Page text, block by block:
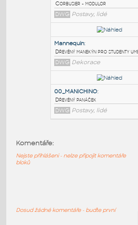
Lego Person:
Panáček Lego - v životní
parametrický
RFA Postavy, lidé
corbusier:
Corbusier - modulor
DWG Postavy, lidé
Dřevěný manekýn pro
Dřevěný panáček
Komentáře:
Nejste přihlášeni - nelze připojit komentáře
bloků
Dosud žádné komentáře - buďte první